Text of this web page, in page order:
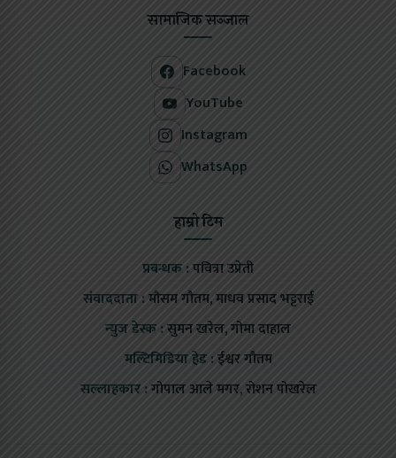
सामाजिक सञ्जाल
Facebook
YouTube
Instagram
WhatsApp
हाम्रो टिम
प्रबन्धक :पवित्रा उप्रेती
संवाददाता :मौसम गौतम, माधव प्रसाद भट्टराई
न्युज डेस्क :सुमन खरेल, गोमा दाहाल
मल्टिमिडिया हेड :ईश्वर गौतम
सल्लाहकार :गोपाल आले मगर, रोशन पोखरेल